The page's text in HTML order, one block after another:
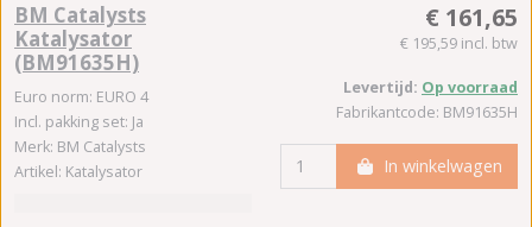
BM Catalysts
Katalysator
(BM91635H)
Euro norm: EURO 4
Incl. pakking set: Ja
Merk: BM Catalysts
Artikel: Katalysator
€ 161,65
€ 195,59 incl. btw
Levertijd: Op voorraad
Fabrikantcode: BM91635H
In winkelwagen